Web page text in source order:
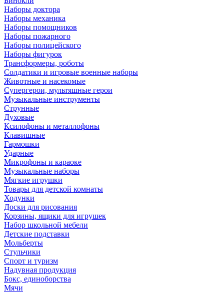
Наборы доктора
Наборы механика
Наборы помощников
Наборы пожарного
Наборы полицейского
Наборы фигурок
Трансформеры, роботы
Солдатики и игровые военные наборы
Животные и насекомые
Супергерои, мультяшные герои
Музыкальные инструменты
Струнные
Духовые
Ксилофоны и металлофоны
Клавишные
Гармошки
Ударные
Микрофоны и караоке
Музыкальные наборы
Мягкие игрушки
Товары для детской комнаты
Ходунки
Доски для рисования
Корзины, ящики для игрушек
Набор школьной мебели
Детские подставки
Мольберты
Стульчики
Спорт и туризм
Надувная продукция
Бокс, единоборства
Мячи